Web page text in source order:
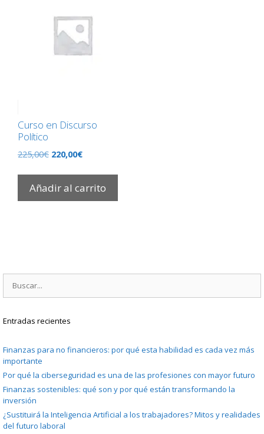
Curso en Discurso
Político
225,00€ El
original
era:
225,00€.
220,00€El
actual
es:
220,00€.
Añadir al carrito
Entradas recientes
Finanzas para no financieros: por qué esta habilidad es cada vez más
importante
Por qué la ciberseguridad es una de las profesiones con mayor futuro
Finanzas sostenibles: qué son y por qué están transformando la
inversión
¿Sustituirá la Inteligencia Artificial a los trabajadores? Mitos y realidades
del futuro laboral